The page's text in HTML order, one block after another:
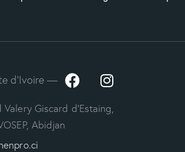
d’Ivoire —
Valery Giscard d’Estaing,
Abidjan